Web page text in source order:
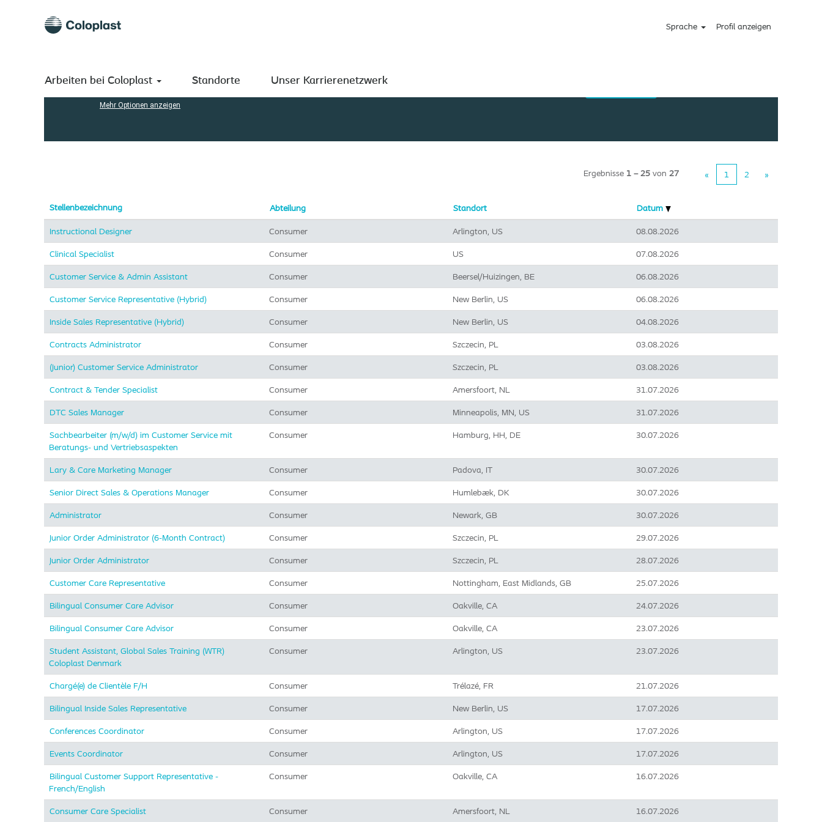
Sprache Profil anzeigen
Arbeiten bei Coloplast Standorte Unser Karrierenetzwerk
Mehr Optionen anzeigen
Ergebnisse 1 – 25 von 27 « 1 2 »
Stellenbezeichnung Abteilung Standort Datum
Instructional Designer Consumer Arlington, US 08.08.2026
Clinical Specialist Consumer US 07.08.2026
Customer Service & Admin Assistant Consumer Beersel/Huizingen, BE 06.08.2026
Customer Service Representative (Hybrid) Consumer New Berlin, US 06.08.2026
Inside Sales Representative (Hybrid) ​ Consumer New Berlin, US 04.08.2026
Contracts Administrator Consumer Szczecin, PL 03.08.2026
(Junior) Customer Service Administrator Consumer Szczecin, PL 03.08.2026
Contract & Tender Specialist Consumer Amersfoort, NL 31.07.2026
DTC Sales Manager Consumer Minneapolis, MN, US 31.07.2026
Sachbearbeiter (m/w/d) im Customer Service mit
Beratungs- und Vertriebsaspekten
Consumer Hamburg, HH, DE 30.07.2026
Lary & Care Marketing Manager Consumer Padova, IT 30.07.2026
Senior Direct Sales & Operations Manager Consumer Humlebæk, DK 30.07.2026
Administrator Consumer Newark, GB 30.07.2026
Junior Order Administrator (6-Month Contract) Consumer Szczecin, PL 29.07.2026
Junior Order Administrator Consumer Szczecin, PL 28.07.2026
Customer Care Representative Consumer Nottingham, East Midlands, GB 25.07.2026
Bilingual Consumer Care Advisor Consumer Oakville, CA 24.07.2026
Bilingual Consumer Care Advisor Consumer Oakville, CA 23.07.2026
Student Assistant, Global Sales Training (WTR)
Coloplast Denmark
Consumer Arlington, US 23.07.2026
Chargé(e) de Clientèle F/H Consumer Trélazé, FR 21.07.2026
Bilingual Inside Sales Representative Consumer New Berlin, US 17.07.2026
Conferences Coordinator Consumer Arlington, US 17.07.2026
Events Coordinator Consumer Arlington, US 17.07.2026
Bilingual Customer Support Representative -
French/English
Consumer Oakville, CA 16.07.2026
Consumer Care Specialist Consumer Amersfoort, NL 16.07.2026